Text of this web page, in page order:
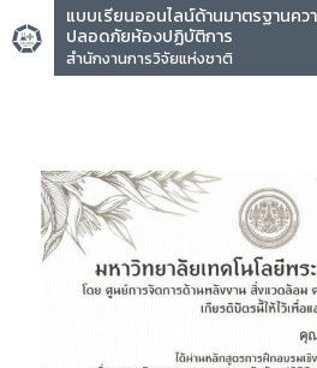
แบบเรียนออนไลน์ด้านมาตรฐานคว
ปลอดภัยห้องปฏิบัติการ
สำนักงานการวิจัยแห่งชาติ
คุ